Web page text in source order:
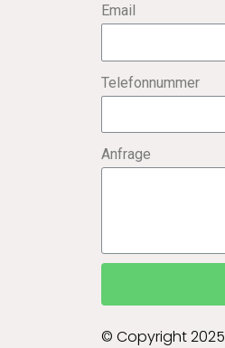
Email
Telefonnummer
Anfrage
© Copyright 2025